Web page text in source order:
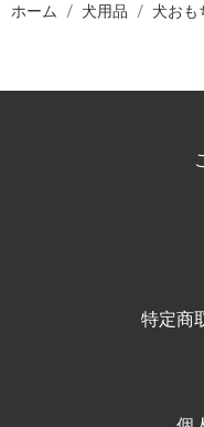
ホーム 犬用品 犬おも
特定商